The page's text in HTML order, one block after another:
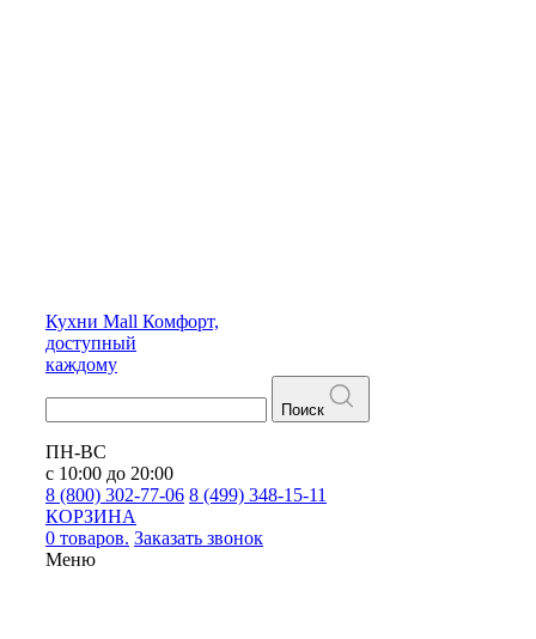
Кухни Mall Комфорт,
доступный
каждому
Поиск
ПН-ВС
с 10:00 до 20:00
8 (800) 302-77-06 8 (499) 348-15-11
КОРЗИНА
0 товаров. Заказать звонок
Меню